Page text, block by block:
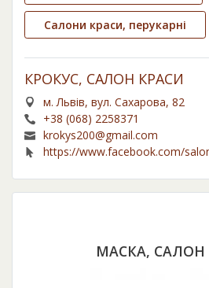
Салони краси, перукарні
КРОКУС, САЛОН КРАСИ
м. Львів, вул. Сахарова, 82
+38 (068) 2258371
krokys200@gmail.com
https://www.facebook.com/
МАСКА, САЛОН